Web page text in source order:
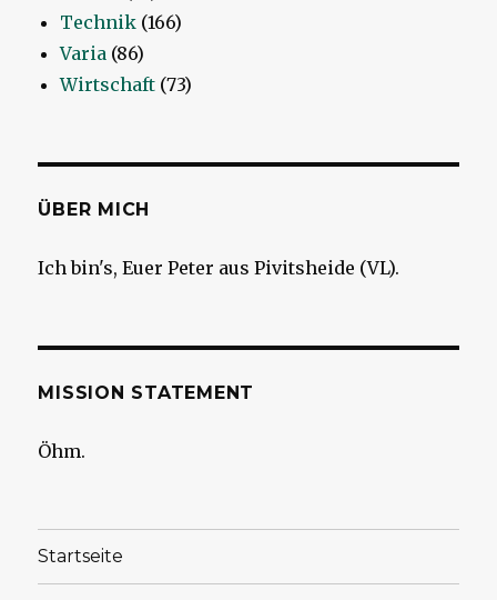
Technik (166)
Varia (86)
Wirtschaft (73)
ÜBER MICH
Ich bin's, Euer Peter aus Pivitsheide (VL).
MISSION STATEMENT
Öhm.
Startseite